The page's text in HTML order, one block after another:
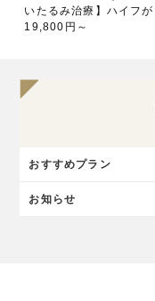
いたるみ治療】ハイフが
19,800円～
おすすめプラン
お知らせ